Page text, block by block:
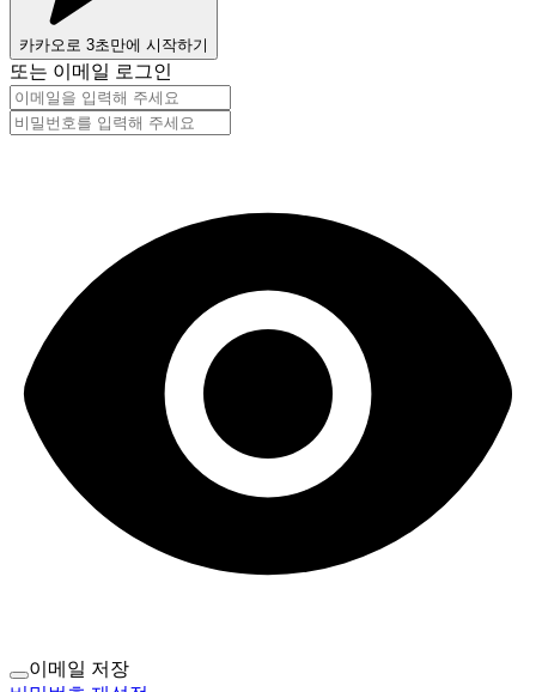
카카오로 3초만에 시작하기
또는 이메일 로그인
이메일 저장